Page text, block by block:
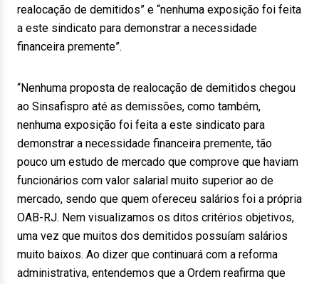
realocação de demitidos” e “nenhuma exposição foi feita
a este sindicato para demonstrar a necessidade
financeira premente”.
“Nenhuma proposta de realocação de demitidos chegou
ao Sinsafispro até as demissões, como também,
nenhuma exposição foi feita a este sindicato para
demonstrar a necessidade financeira premente, tão
pouco um estudo de mercado que comprove que haviam
funcionários com valor salarial muito superior ao de
mercado, sendo que quem ofereceu salários foi a própria
OAB-RJ. Nem visualizamos os ditos critérios objetivos,
uma vez que muitos dos demitidos possuíam salários
muito baixos. Ao dizer que continuará com a reforma
administrativa, entendemos que a Ordem reafirma que